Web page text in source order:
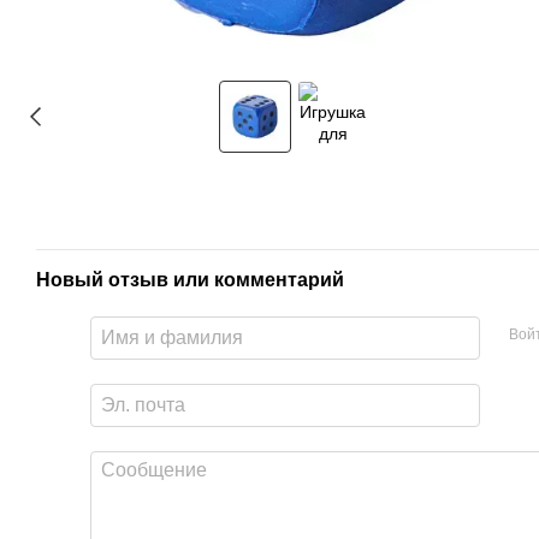
Новый отзыв или комментарий